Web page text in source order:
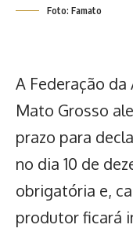
Foto: Famato
A Federação da
Mato Grosso
prazo para
no dia 10 de
obrigatória e,
produtor ficará